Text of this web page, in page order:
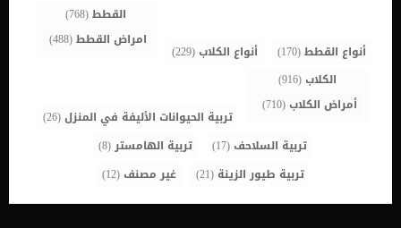
أنواع القطط(170) أنواع الكلاب(229)
القطط(768)
امراض القطط(488)
الكلاب(916)
أمراض الكلاب(710)
تربية الحيوانات الأليفة في المنزل(26)
تربية السلاحف(17) تربية الهامستر(8)
تربية طيور الزينة (21) غير مصنف(12)